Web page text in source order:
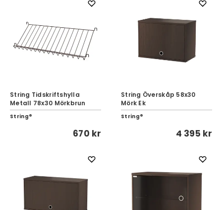
String Tidskriftshylla
Metall 78x30 Mörkbrun
String®
670 kr
String Överskåp 58x30
Mörk Ek
String®
4 395 kr